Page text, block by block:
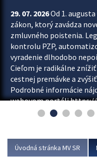
29. 07. 2026Od 1.
zákon, ktorý zavádza
zmluvného poistenia.
kontrolu PZP,
vyradenie dlhodobo
Cieľom je radikálne
cestnej premávke a
Podrobné informácie
webovom portáli
ktorom od augusta
Úvodná stránka MV SR